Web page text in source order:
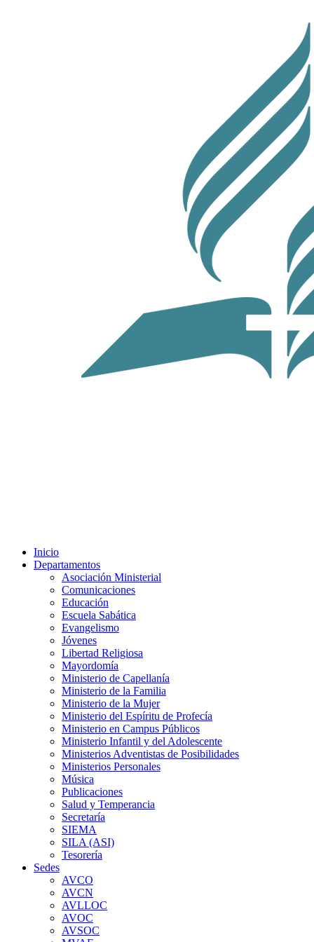
Inicio
Departamentos
Asociación Ministerial
Comunicaciones
Educación
Escuela Sabática
Evangelismo
Jóvenes
Libertad Religiosa
Mayordomía
Ministerio de Capellanía
Ministerio de la Familia
Ministerio de la Mujer
Ministerio del Espíritu de Profecía
Ministerio en Campus Públicos
Ministerio Infantil y del Adolescente
Ministerios Adventistas de Posibilidades
Ministerios Personales
Música
Publicaciones
Salud y Temperancia
Secretaría
SIEMA
SILA (ASI)
Tesorería
Sedes
AVCO
AVCN
AVLLOC
AVOC
AVSOC